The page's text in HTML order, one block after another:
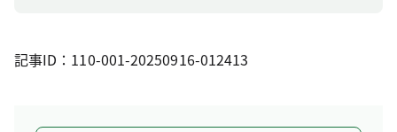
記事ID：110-001-20250916-012413